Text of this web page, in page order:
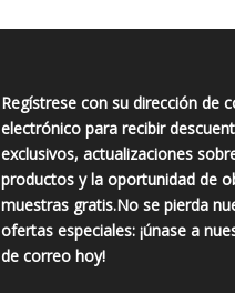
Regístrese con su dirección de
electrónico para recibir
exclusivos, actualizaciones
productos y la oportunidad de
muestras gratis.No se pierda
ofertas especiales: ¡únase a
de correo hoy!